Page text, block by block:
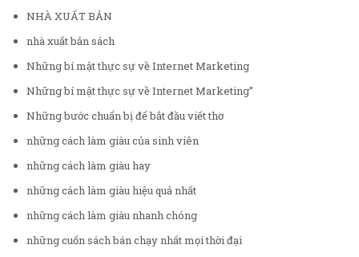
NHÀ XUẤT BẢN
nhà xuất bản sách
Những bí mật thực sự về Internet Marketing
Những bí mật thực sự về Internet Marketing”
Những bước chuẩn bị để bắt đầu viết thơ
những cách làm giàu của sinh viên
những cách làm giàu hay
những cách làm giàu hiệu quả nhất
những cách làm giàu nhanh chóng
những cuốn sách bán chạy nhất mọi thời đại